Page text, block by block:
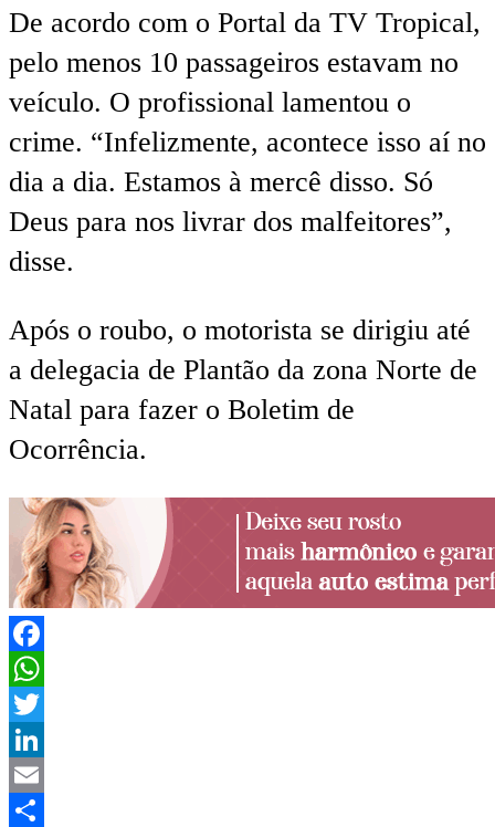
De acordo com o Portal da TV Tropical,
pelo menos 10 passageiros estavam no
veículo. O profissional lamentou o
crime. “Infelizmente, acontece isso aí no
dia a dia. Estamos à mercê disso. Só
Deus para nos livrar dos malfeitores”,
disse.
Após o roubo, o motorista se dirigiu até
a delegacia de Plantão da zona Norte de
Natal para fazer o Boletim de
Ocorrência.
Facebook
WhatsApp
Twitter
LinkedIn
Email